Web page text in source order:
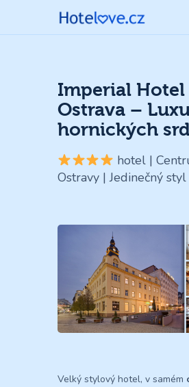
Imperial Hotel
Ostrava –
hornických
hotel |
Ostravy | Jedinečný styl
Velký stylový hotel, v samém